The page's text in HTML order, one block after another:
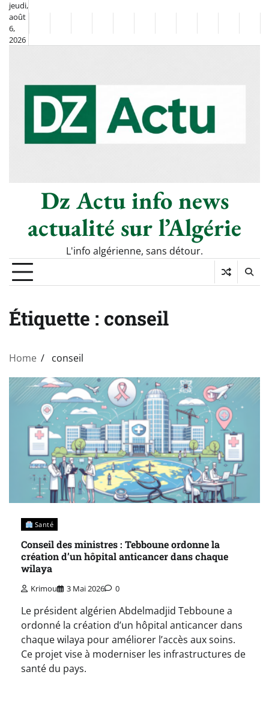
Skip
content
jeudi,
août
6,
2026
FlashSportclasséDiasporaChronique
–
Le
Thé
SociétéCultureMondeÉconomie
Tech
Dz Actu info news
actualité sur l’Algérie
L'info algérienne, sans détour.
Étiquette : conseil
Home conseil
Santé
Conseil des ministres : Tebboune ordonne la
création d’un hôpital anticancer dans chaque
wilaya
Krimou 3 Mai 2026 0
Le président algérien Abdelmadjid Tebboune a
ordonné la création d’un hôpital anticancer dans
chaque wilaya pour améliorer l’accès aux soins.
Ce projet vise à moderniser les infrastructures de
santé du pays.